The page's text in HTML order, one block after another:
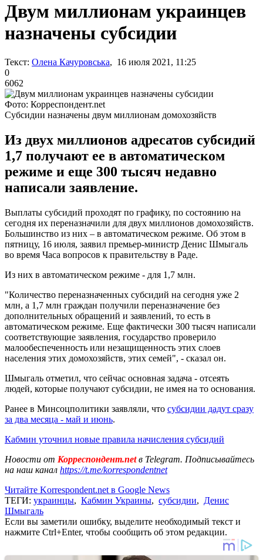
Двум миллионам украинцев
назначены субсидии
Текст: Олена Качуровська, 16 июля 2021, 11:25
0
6062
Фото: Корреспондент.net
Субсидии назначены двум миллионам домохозяйств
Из двух миллионов адресатов субсидий
1,7 получают ее в автоматическом
режиме и еще 300 тысяч недавно
написали заявление.
Выплаты субсидий проходят по графику, по состоянию на
сегодня их переназначили для двух миллионов домохозяйств.
Большинство из них – в автоматическом режиме. Об этом в
пятницу, 16 июля, заявил премьер-министр Денис Шмыгаль
во время Часа вопросов к правительству в Раде.
Из них в автоматическом режиме - для 1,7 млн.
"Количество переназначенных субсидий на сегодня уже 2
млн, а 1,7 млн граждан получили переназначение без
дополнительных обращений и заявлений, то есть в
автоматическом режиме. Еще фактически 300 тысяч написали
соответствующие заявления, государство проверило
малообеспеченность или незащищенность этих слоев
населения этих домохозяйств, этих семей", - сказал он.
Шмыгаль отметил, что сейчас основная задача - отсеять
людей, которые получают субсидии, не имея на то основания.
Ранее в Минсоцполитики заявляли, что субсидии дадут сразу
за два месяца - май и июнь.
Кабмин уточнил новые правила начисления субсидий
Новости от Корреспондент.netв Telegram. Подписывайтесь
на наш канал https://t.me/korrespondentnet
Читайте Korrespondent.net в Google News
ТЕГИ: украинцы, Кабмин Украины, субсидии, Денис
Шмыгаль
Если вы заметили ошибку, выделите необходимый текст и
нажмите Ctrl+Enter, чтобы сообщить об этом редакции.